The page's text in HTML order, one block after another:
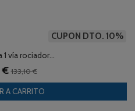
CUPON DTO. 10%
vía rociador...
€133,10 €
A CARRITO